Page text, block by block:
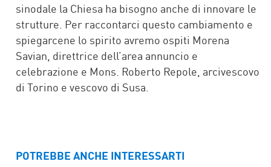
sinodale la Chiesa ha bisogno anche di innovare le
strutture. Per raccontarci questo cambiamento e
spiegarcene lo spirito avremo ospiti Morena
Savian, direttrice dell’area annuncio e
celebrazione e Mons. Roberto Repole, arcivescovo
di Torino e vescovo di Susa.
POTREBBE ANCHE INTERESSARTI